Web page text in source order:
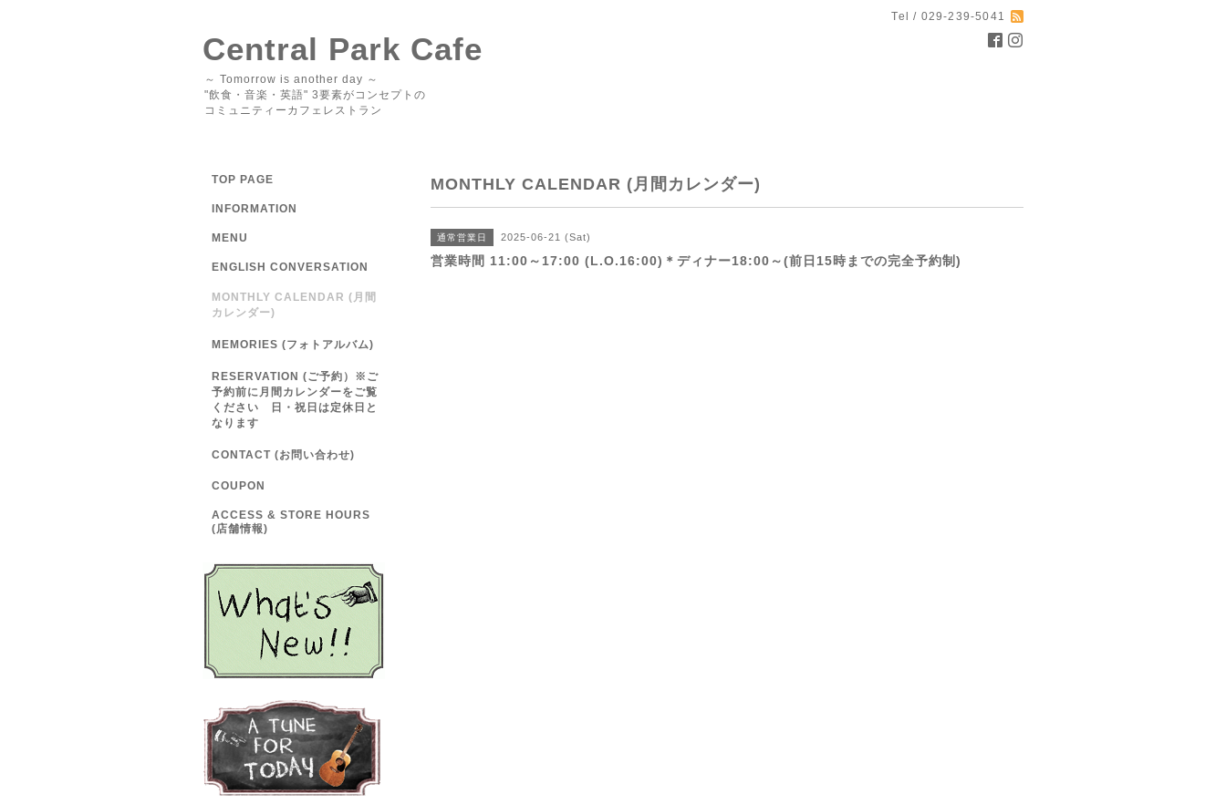
Tel / 029-239-5041
Central Park Cafe
～ Tomorrow is another day ～
"飲食・音楽・英語" 3要素がコンセプトの
コミュニティーカフェレストラン
MONTHLY CALENDAR (月間カレンダー)
通常営業日 2025-06-21 (Sat)
営業時間 11:00～17:00 (L.O.16:00)＊ディナー18:00～(前日15時までの完全予約制)
TOP PAGE
INFORMATION
MENU
ENGLISH CONVERSATION
MONTHLY CALENDAR (月間
カレンダー)
MEMORIES (フォトアルバム)
RESERVATION (ご予約）※ご
予約前に月間カレンダーをご覧
ください 日・祝日は定休日と
なります
CONTACT (お問い合わせ)
COUPON
ACCESS & STORE HOURS
(店舗情報)